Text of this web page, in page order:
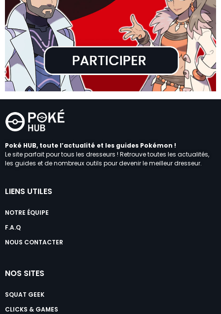
Poké HUB, toute l’actualité et les guides Pokémon !
Le site parfait pour tous les dresseurs ! Retrouve toutes les actualités,
les guides et de nombreux outils pour devenir le meilleur dresseur.
LIENS UTILES
NOTRE ÉQUIPE
F.A.Q
NOUS CONTACTER
NOS SITES
SQUAT GEEK
CLICKS & GAMES